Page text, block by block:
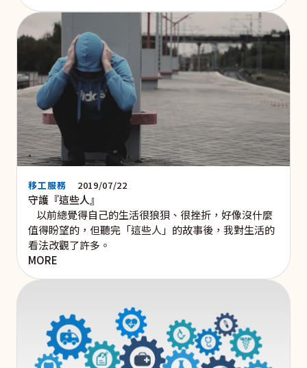
移工服務 2019/07/22
守護『這些人』
以前總覺得自己的生活很狼狽、很挫折，好像沒什麼
值得盼望的，但聽完「這些人」的故事後，我對生活的
看法改觀了許多。
MORE